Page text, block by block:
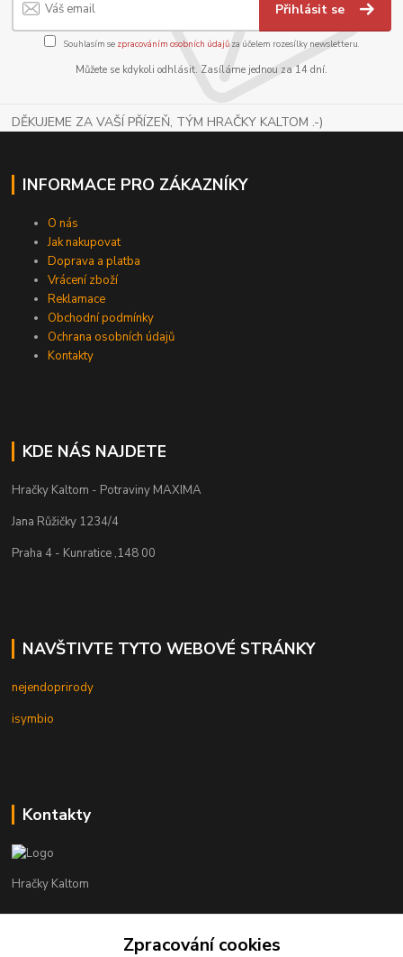
Přihlásit se
Souhlasím se zpracováním osobních údajůza účelem rozesílky newsletteru.
Můžete se kdykoli odhlásit. Zasíláme jednou za 14 dní.
DĚKUJEME ZA VAŠÍ PŘÍZEŇ, TÝM HRAČKY KALTOM .-)
INFORMACE PRO ZÁKAZNÍKY
O nás
Jak nakupovat
Doprava a platba
Vrácení zboží
Reklamace
Obchodní podmínky
Ochrana osobních údajů
Kontakty
KDE NÁS NAJDETE
Hračky Kaltom - Potraviny MAXIMA
Jana Růžičky 1234/4
Praha 4 - Kunratice ,148 00
NAVŠTIVTE TYTO WEBOVÉ STRÁNKY
nejendoprirody
isymbio
Kontakty
Hračky Kaltom
+420 777 538 008
Zpracování cookies